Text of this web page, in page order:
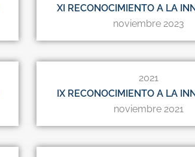
XI RECONOCIMIENTO A LA
noviembre 2023
2021
IX RECONOCIMIENTO A LA
noviembre 2021